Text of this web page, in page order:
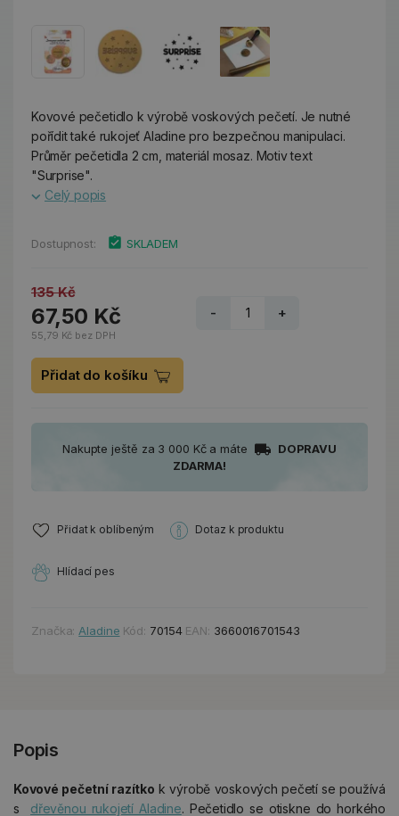
Kovové pečetidlo k výrobě voskových pečetí. Je nutné
pořídit také rukojeť Aladine pro bezpečnou manipulaci.
Průměr pečetidla 2 cm, materiál mosaz. Motiv text
"Surprise".
Celý popis
Dostupnost: SKLADEM
135 Kč
67,50 Kč
55,79 Kč bez DPH
- +
Přidat do košíku
Nakupte ještě za 3 000 Kč a máte
DOPRAVU
ZDARMA!
Přidat k oblíbeným Dotaz k produktu
Hlídací pes
Značka: Aladine Kód: 70154 EAN: 3660016701543
Popis
Kovové pečetní razítko k výrobě voskových pečetí se používá
s dřevěnou rukojetí Aladine. Pečetidlo se otiskne do horkého